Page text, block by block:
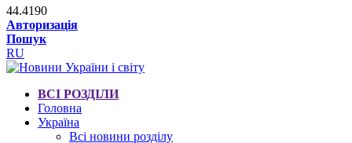
44.4190
Авторизація
Пошук
RU
ВСІ РОЗДІЛИ
Головна
Україна
Всі новини розділу